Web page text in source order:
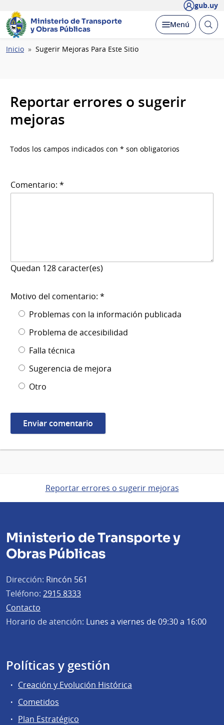
gub.uy
Ministerio de Transporte
y Obras Públicas
Desplegar
Menú Abrir
Ruta
Inicio Sugerir Mejoras Para Este Sitio
Reportar errores o sugerir
mejoras
Todos los campos indicados con * son obligatorios
Comentario: *
Quedan 128 caracter(es)
Motivo del comentario: *
Problemas con la información publicada
Problema de accesibilidad
Falla técnica
Sugerencia de mejora
Otro
Reportar errores o sugerir mejoras
Ministerio de Transporte y
Obras Públicas
Dirección: Rincón 561
Teléfono: 2915 8333
Contacto
Horario de atención: Lunes a viernes de 09:30 a 16:00
Políticas y gestión
Creación y Evolución Histórica
Cometidos
Plan Estratégico